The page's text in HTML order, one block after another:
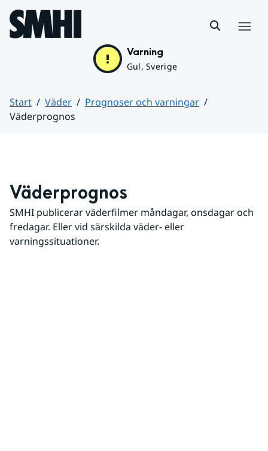
Hoppa till sidans innehåll
Varning
Gul, Sverige
Start Väder
Prognoser och varningar
Väderprognos
Väderprognos
SMHI publicerar väderfilmer måndagar, onsdagar och
fredagar. Eller vid särskilda väder- eller
varningssituationer.